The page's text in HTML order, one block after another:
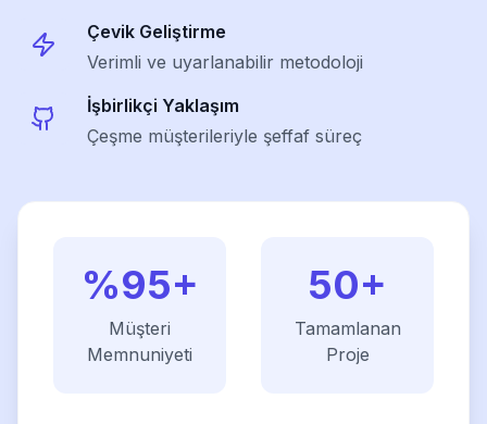
Çevik Geliştirme
Verimli ve uyarlanabilir metodoloji
İşbirlikçi Yaklaşım
Çeşme müşterileriyle şeffaf süreç
%95+
Müşteri
Memnuniyeti
50+
Tamamlanan
Proje